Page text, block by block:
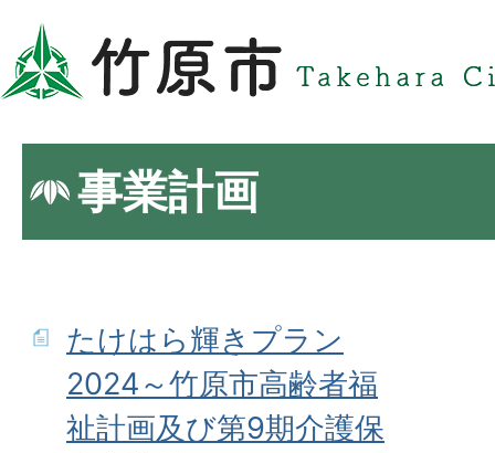
事業計画
たけはら輝きプラン
2024～竹原市高齢者福
祉計画及び第9期介護保